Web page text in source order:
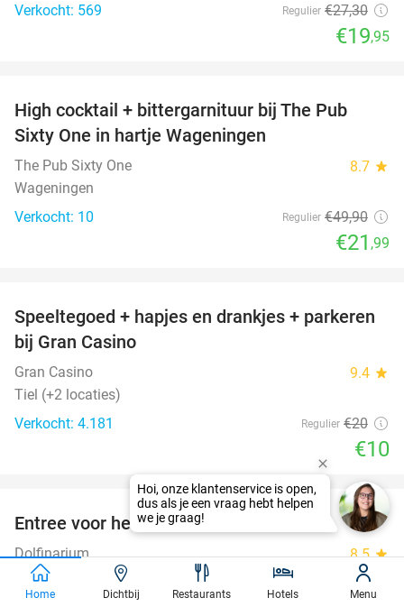
Verkocht: 569
Regulier €27,30
€19,95
High cocktail + bittergarnituur bij The Pub
Sixty One in hartje Wageningen
The Pub Sixty One 8.7 star
Wageningen
Verkocht: 10
Regulier €49,90
€21 ,99
50%
Speeltegoed + hapjes en drankjes + parkeren
bij Gran Casino
Gran Casino 9.4 star
Tiel (+2 locaties)
Verkocht: 4.181
Regulier €20
€10
36%
favorite_border
Entree voor het Dolfinarium
Dolfinarium 8.5star
Harderwijk
Home Dichtbij Restaurants Hotels Menu